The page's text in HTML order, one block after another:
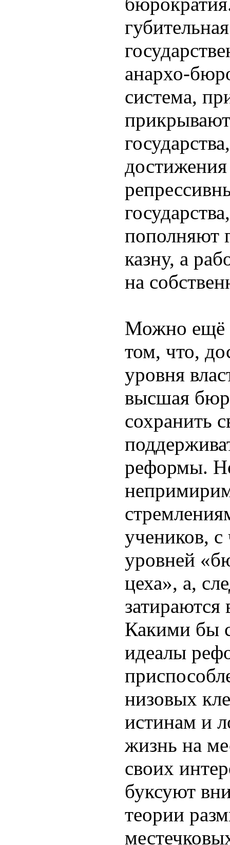
анархо-
система,
пополняют
казну, а
на
Можно ещё
том, что,
уровня
высшая
сохранить
реформы.
учеников,
уровней
цеха», а,
затираются
Какими бы
идеалы
низовых
истинам и
жизнь на
своих
буксуют
теории